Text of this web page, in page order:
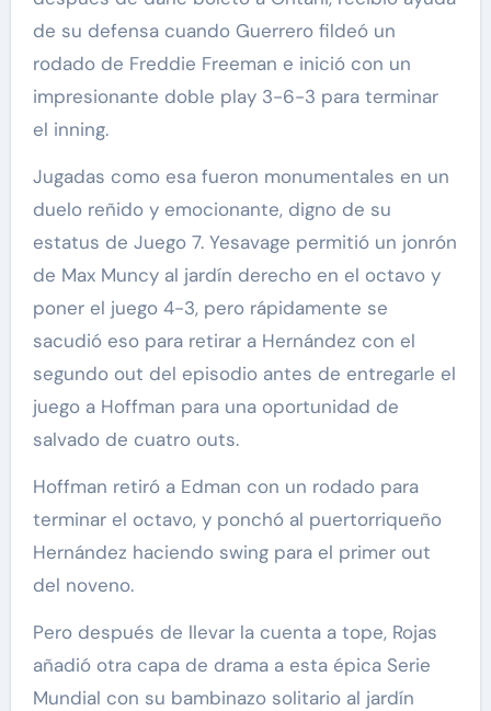
de su defensa cuando Guerrero fildeó un
rodado de Freddie Freeman e inició con un
impresionante doble play 3-6-3 para terminar
el inning.
Jugadas como esa fueron monumentales en un
duelo reñido y emocionante, digno de su
estatus de Juego 7. Yesavage permitió un jonrón
de Max Muncy al jardín derecho en el octavo y
poner el juego 4-3, pero rápidamente se
sacudió eso para retirar a Hernández con el
segundo out del episodio antes de entregarle el
juego a Hoffman para una oportunidad de
salvado de cuatro outs.
Hoffman retiró a Edman con un rodado para
terminar el octavo, y ponchó al puertorriqueño
Hernández haciendo swing para el primer out
del noveno.
Pero después de llevar la cuenta a tope, Rojas
añadió otra capa de drama a esta épica Serie
Mundial con su bambinazo solitario al jardín